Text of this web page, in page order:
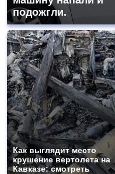
подожгли.
Как выглядит место
крушение вертолета на
Кавказе: смотреть